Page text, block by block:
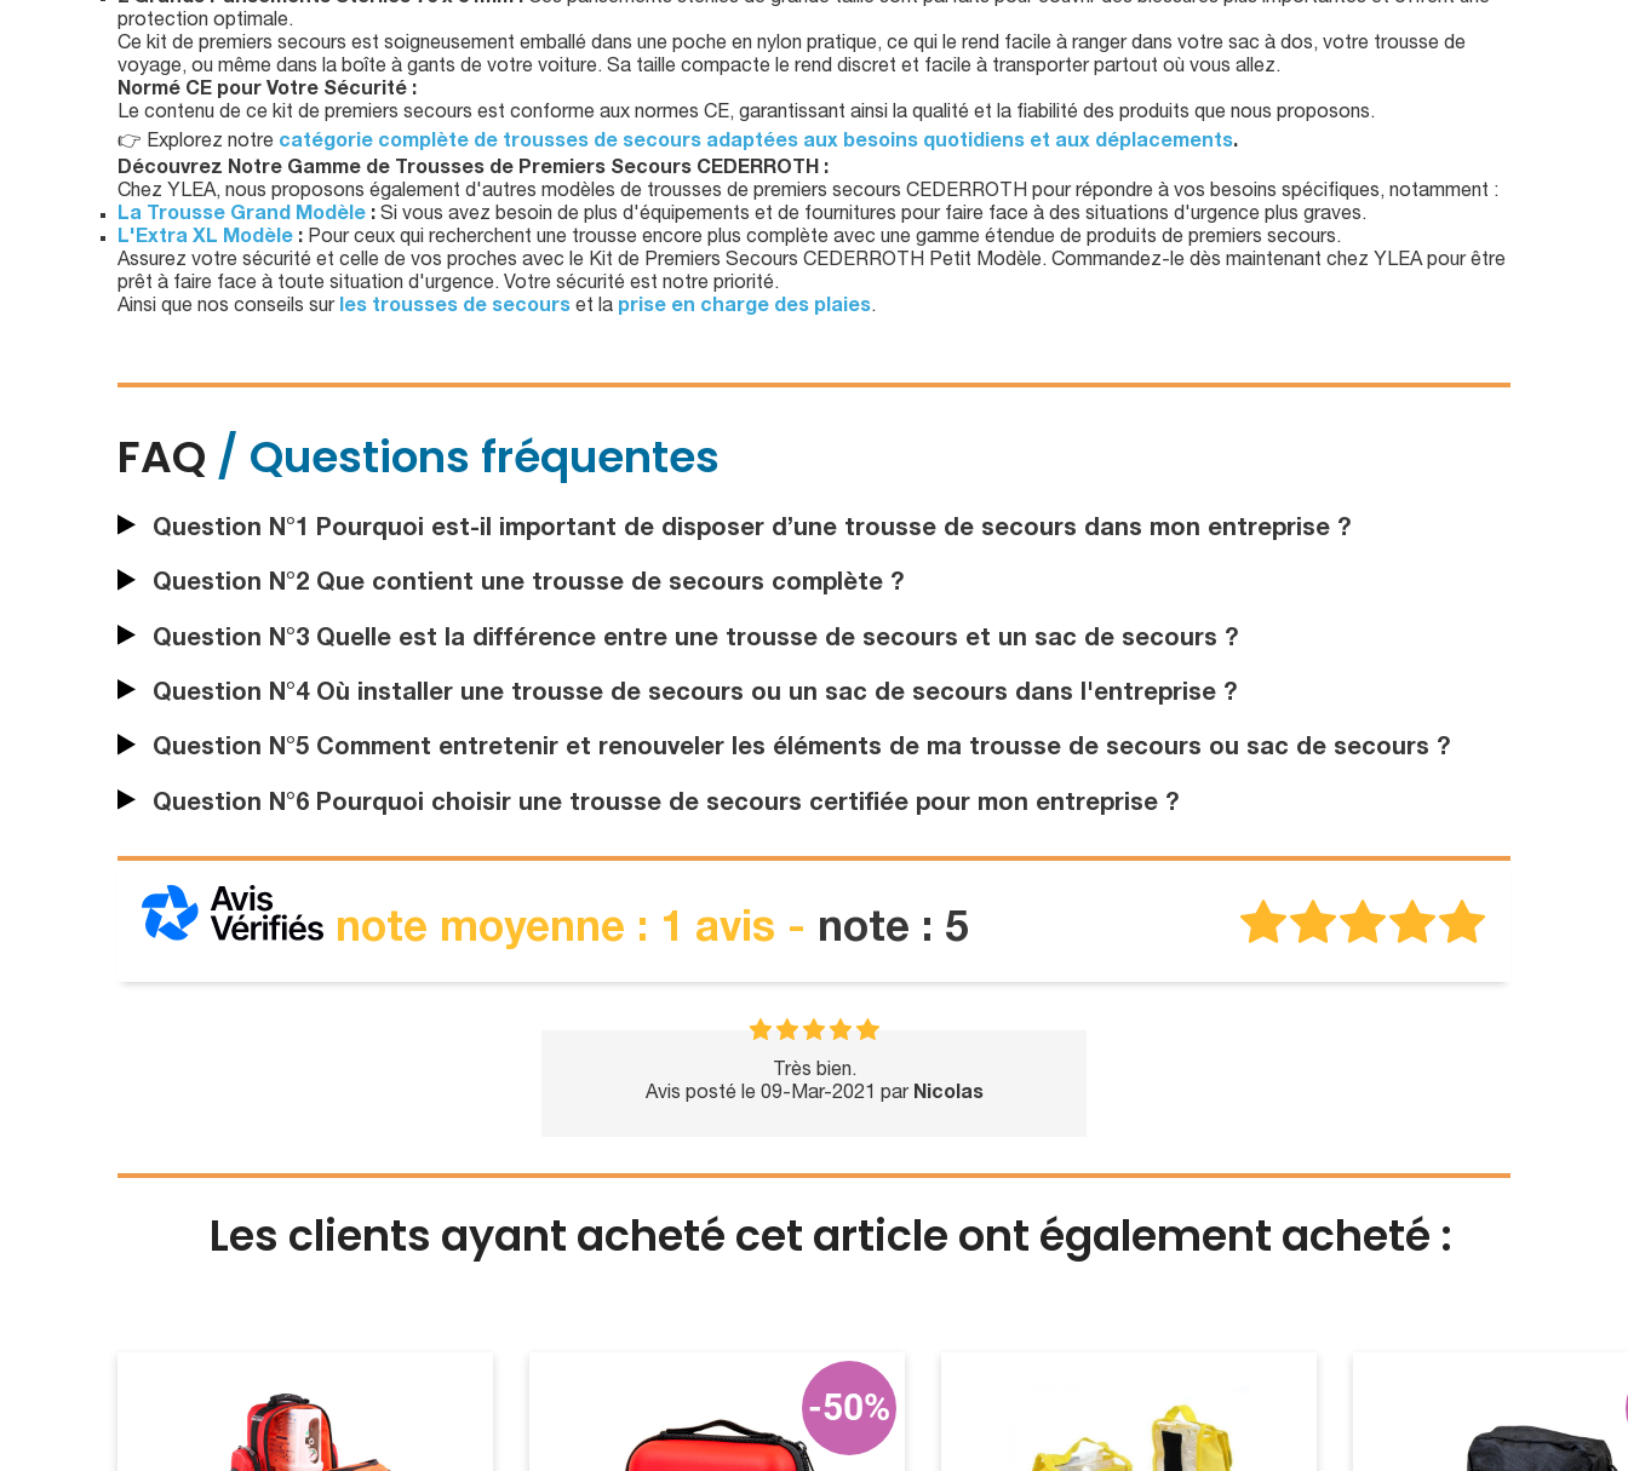
protection optimale.
Ce kit de premiers secours est soigneusement emballé dans une poche en nylon pratique, ce qui le rend facile à ranger dans votre sac à dos, votre trousse de
voyage, ou même dans la boîte à gants de votre voiture. Sa taille compacte le rend discret et facile à transporter partout où vous allez.
Normé CE pour Votre Sécurité :
Le contenu de ce kit de premiers secours est conforme aux normes CE, garantissant ainsi la qualité et la fiabilité des produits que nous proposons.
👉 Explorez notre catégorie complète de trousses de secours adaptées aux besoins quotidiens et aux déplacements.
Découvrez Notre Gamme de Trousses de Premiers Secours CEDERROTH :
Chez YLEA, nous proposons également d'autres modèles de trousses de premiers secours CEDERROTH pour répondre à vos besoins spécifiques, notamment :
La Trousse Grand Modèle : Si vous avez besoin de plus d'équipements et de fournitures pour faire face à des situations d'urgence plus graves.
L'Extra XL Modèle : Pour ceux qui recherchent une trousse encore plus complète avec une gamme étendue de produits de premiers secours.
Assurez votre sécurité et celle de vos proches avec le Kit de Premiers Secours CEDERROTH Petit Modèle. Commandez-le dès maintenant chez YLEA pour être
prêt à faire face à toute situation d'urgence. Votre sécurité est notre priorité.
Ainsi que nos conseils sur les trousses de secours et la prise en charge des plaies.
FAQ / Questions fréquentes
Question N°1 Pourquoi est-il important de disposer d’une trousse de secours dans mon entreprise ?
Question N°2 Que contient une trousse de secours complète ?
Question N°3 Quelle est la différence entre une trousse de secours et un sac de secours ?
Question N°4 Où installer une trousse de secours ou un sac de secours dans l'entreprise ?
Question N°5 Comment entretenir et renouveler les éléments de ma trousse de secours ou sac de secours ?
Question N°6 Pourquoi choisir une trousse de secours certifiée pour mon entreprise ?
note moyenne : 1 avis - note : 5
Très bien.
Avis posté le 09-Mar-2021 par Nicolas
Les clients ayant acheté cet article ont également acheté :
-50%